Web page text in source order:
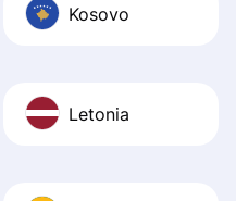
Kosovo
Letonia